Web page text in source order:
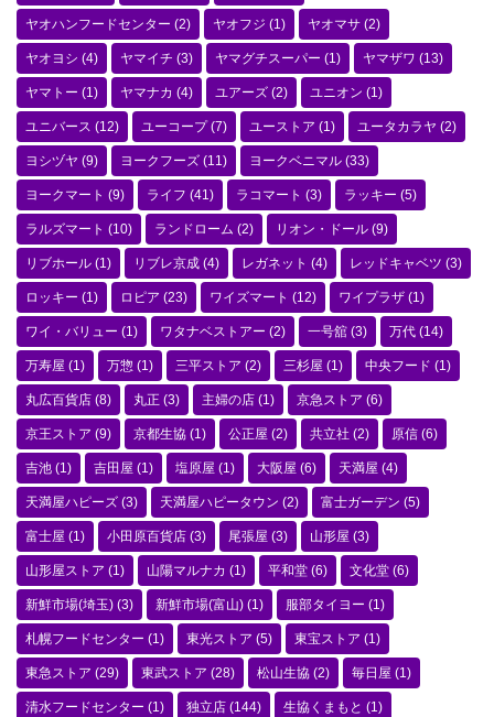
ヤオハンフードセンター (2) ヤオフジ (1) ヤオマサ (2)
ヤオヨシ (4) ヤマイチ (3) ヤマグチスーパー (1) ヤマザワ (13)
ヤマトー (1) ヤマナカ (4) ユアーズ (2) ユニオン (1)
ユニバース (12) ユーコープ(7) ユーストア (1) ユータカラヤ (2)
ヨシヅヤ (9) ヨークフーズ (11) ヨークベニマル (33)
ヨークマート (9) ライフ (41) ラコマート (3) ラッキー (5)
ラルズマート (10) ランドローム (2) リオン・ドール (9)
リブホール (1) リブレ京成 (4) レガネット (4) レッドキャベツ (3)
ロッキー (1) ロピア (23) ワイズマート (12) ワイプラザ (1)
ワイ・バリュー (1) ワタナベストアー (2) 一号舘 (3) 万代 (14)
万寿屋 (1) 万惣 (1) 三平ストア (2) 三杉屋 (1) 中央フード (1)
丸広百貨店 (8) 丸正 (3) 主婦の店 (1) 京急ストア (6)
京王ストア (9) 京都生協 (1) 公正屋 (2) 共立社 (2) 原信 (6)
吉池 (1) 吉田屋 (1) 塩原屋 (1) 大阪屋 (6) 天満屋 (4)
天満屋ハピーズ (3) 天満屋ハピータウン (2) 富士ガーデン (5)
富士屋 (1) 小田原百貨店 (3) 尾張屋 (3) 山形屋 (3)
山形屋ストア (1) 山陽マルナカ (1) 平和堂 (6) 文化堂 (6)
新鮮市場(埼玉) (3) 新鮮市場(富山) (1) 服部タイヨー (1)
札幌フードセンター (1) 東光ストア (5) 東宝ストア (1)
東急ストア (29) 東武ストア (28) 松山生協 (2) 毎日屋 (1)
清水フードセンター (1) 独立店 (144) 生協くまもと (1)